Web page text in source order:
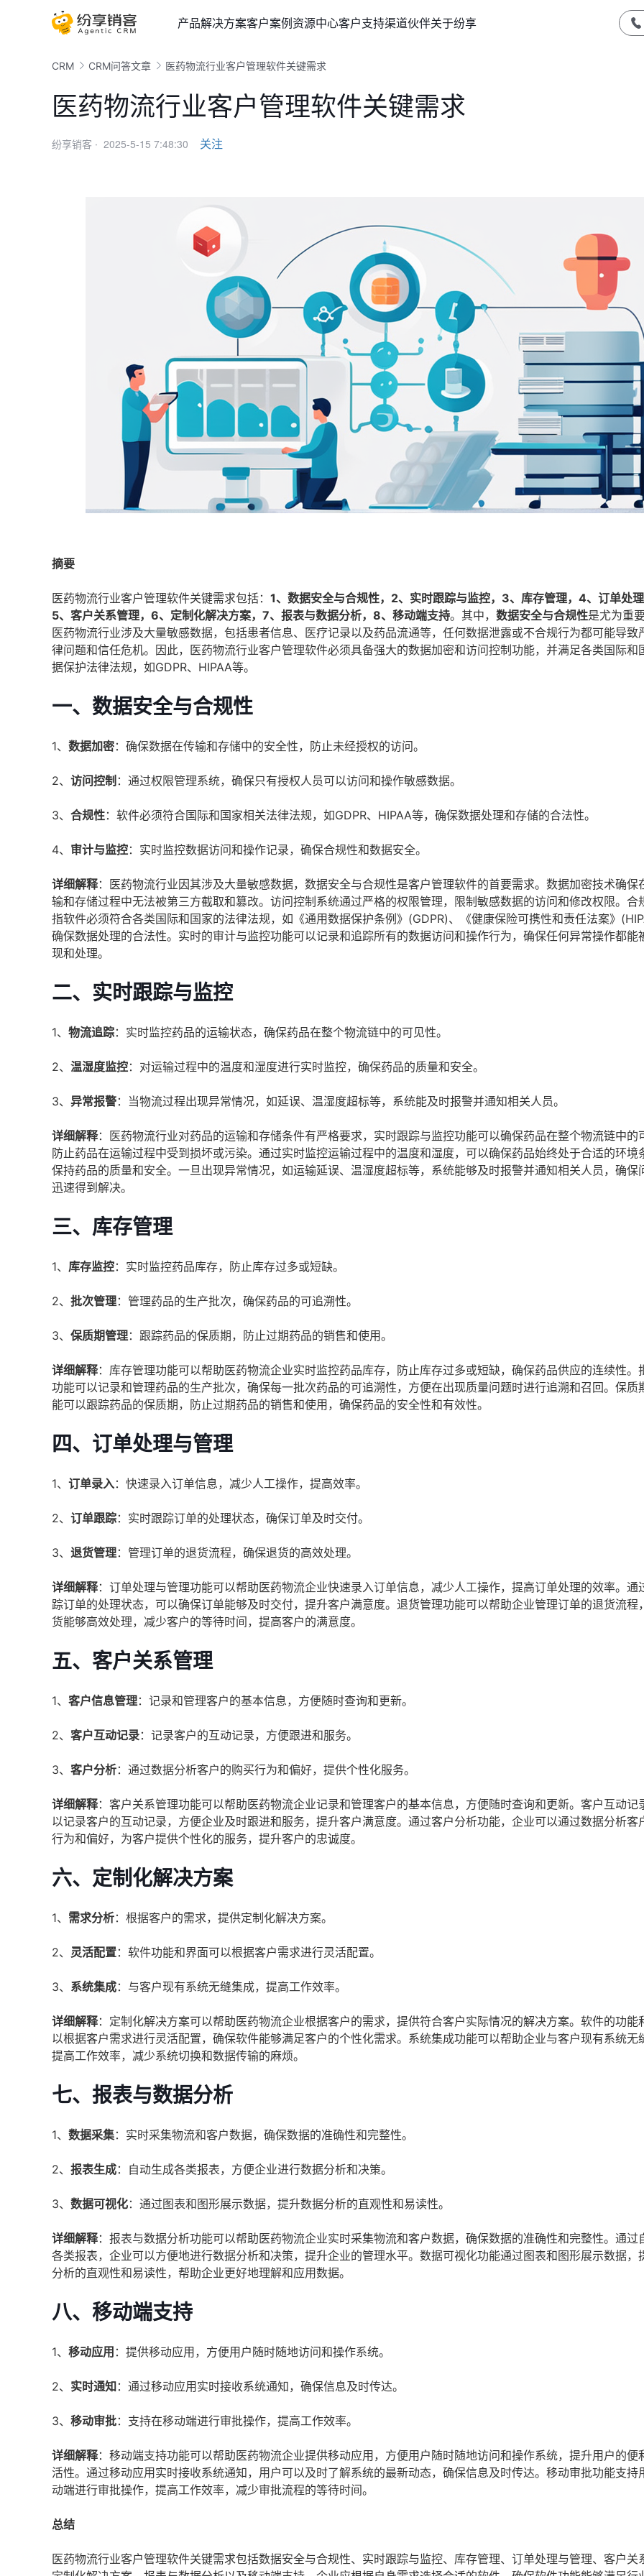
产品解决方案客户案例资源中心客户支持渠道伙伴关于纷享
CRM CRM问答文章 医药物流行业客户管理软件关键需求
医药物流行业客户管理软件关键需求
纷享销客 · 2025-5-15 7:48:30 关注
摘要
医药物流行业客户管理软件关键需求包括： 1、数据安全与合规性，2、实时跟踪与监控，3、库存管理，4、订单处理
5、客户关系管理，6、定制化解决方案，7、报表与数据分析，8、移动端支持。其中， 数据安全与合规性是尤为重
医药物流行业涉及大量敏感数据，包括患者信息、医疗记录以及药品流通等，任何数据泄露或不合规行为都可能导致
律问题和信任危机。因此，医药物流行业客户管理软件必须具备强大的数据加密和访问控制功能，并满足各类国际和
据保护法律法规，如GDPR、HIPAA等。
一、 数据安全与合规性
1、 数据加密：确保数据在传输和存储中的安全性，防止未经授权的访问。
2、 访问控制 ：通过权限管理系统，确保只有授权人员可以访问和操作敏感数据。
3、 合规性：软件必须符合国际和国家相关法律法规，如GDPR、HIPAA等，确保数据处理和存储的合法性。
4、 审计与监控：实时监控数据访问和操作记录，确保合规性和数据安全。
详细解释：医药物流行业因其涉及大量敏感数据，数据安全与合规性是客户管理软件的首要需求。数据加密技术确保
输和存储过程中无法被第三方截取和篡改。访问控制系统通过严格的权限管理，限制敏感数据的访问和修改权限。合
指软件必须符合各类国际和国家的法律法规，如《通用数据保护条例》(GDPR)、《健康保险可携性和责任法案》
确保数据处理的合法性。实时的审计与监控功能可以记录和追踪所有的数据访问和操作行为，确保任何异常操作都能
现和处理。
二、 实时跟踪与监控
1、 物流追踪：实时监控药品的运输状态，确保药品在整个物流链中的可见性。
2、 温湿度监控：对运输过程中的温度和湿度进行实时监控，确保药品的质量和安全。
3、 异常报警：当物流过程出现异常情况，如延误、温湿度超标等，系统能及时报警并通知相关人员。
详细解释：医药物流行业对药品的运输和存储条件有严格要求，实时跟踪与监控功能可以确保药品在整个物流链中的
防止药品在运输过程中受到损坏或污染。通过实时监控运输过程中的温度和湿度，可以确保药品始终处于合适的环境
保持药品的质量和安全。一旦出现异常情况，如运输延误、温湿度超标等，系统能够及时报警并通知相关人员，确保
迅速得到解决。
三、 库存管理
1、 库存监控：实时监控药品库存，防止库存过多或短缺。
2、 批次管理：管理药品的生产批次，确保药品的可追溯性。
3、 保质期管理：跟踪药品的保质期，防止过期药品的销售和使用。
详细解释：库存管理功能可以帮助医药物流企业实时监控药品库存，防止库存过多或短缺，确保药品供应的连续性。
功能可以记录和管理药品的生产批次，确保每一批次药品的可追溯性，方便在出现质量问题时进行追溯和召回。保质
能可以跟踪药品的保质期，防止过期药品的销售和使用，确保药品的安全性和有效性。
四、 订单处理与管理
1、 订单录入：快速录入订单信息，减少人工操作，提高效率。
2、 订单跟踪：实时跟踪订单的处理状态，确保订单及时交付。
3、 退货管理：管理订单的退货流程，确保退货的高效处理。
详细解释：订单处理与管理功能可以帮助医药物流企业快速录入订单信息，减少人工操作，提高订单处理的效率。通
踪订单的处理状态，可以确保订单能够及时交付，提升客户满意度。退货管理功能可以帮助企业管理订单的退货流程
货能够高效处理，减少客户的等待时间，提高客户的满意度。
五、 客户关系管理
1、 客户信息管理：记录和管理客户的基本信息，方便随时查询和更新。
2、 客户互动记录：记录客户的互动记录，方便跟进和服务。
3、 客户分析：通过数据分析客户的购买行为和偏好，提供个性化服务。
详细解释：客户关系管理功能可以帮助医药物流企业记录和管理客户的基本信息，方便随时查询和更新。客户互动记
以记录客户的互动记录，方便企业及时跟进和服务，提升客户满意度。通过客户分析功能，企业可以通过数据分析客
行为和偏好，为客户提供个性化的服务，提升客户的忠诚度。
六、 定制化解决方案
1、 需求分析：根据客户的需求，提供定制化解决方案。
2、 灵活配置：软件功能和界面可以根据客户需求进行灵活配置。
3、 系统集成：与客户现有系统无缝集成，提高工作效率。
详细解释：定制化解决方案可以帮助医药物流企业根据客户的需求，提供符合客户实际情况的解决方案。软件的功能
以根据客户需求进行灵活配置，确保软件能够满足客户的个性化需求。系统集成功能可以帮助企业与客户现有系统无
提高工作效率，减少系统切换和数据传输的麻烦。
七、 报表与数据分析
1、 数据采集：实时采集物流和客户数据，确保数据的准确性和完整性。
2、 报表生成：自动生成各类报表，方便企业进行数据分析和决策。
3、 数据可视化：通过图表和图形展示数据，提升数据分析的直观性和易读性。
详细解释：报表与数据分析功能可以帮助医药物流企业实时采集物流和客户数据，确保数据的准确性和完整性。通过
各类报表，企业可以方便地进行数据分析和决策，提升企业的管理水平。数据可视化功能通过图表和图形展示数据，
分析的直观性和易读性，帮助企业更好地理解和应用数据。
八、 移动端支持
1、 移动应用 ：提供移动应用，方便用户随时随地访问和操作系统。
2、 实时通知 ：通过移动应用实时接收系统通知，确保信息及时传达。
3、 移动审批：支持在移动端进行审批操作，提高工作效率。
详细解释：移动端支持功能可以帮助医药物流企业提供移动应用，方便用户随时随地访问和操作系统，提升用户的便
活性。通过移动应用实时接收系统通知，用户可以及时了解系统的最新动态，确保信息及时传达。移动审批功能支持
动端进行审批操作，提高工作效率，减少审批流程的等待时间。
总结
医药物流行业客户管理软件关键需求包括数据安全与合规性、实时跟踪与监控、库存管理、订单处理与管理、客户关